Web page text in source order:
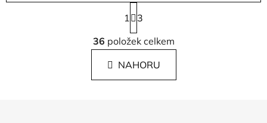
O
v
l
á
d
S
t
r
á
n
k
1
3
36 položek celkem
NAHORU